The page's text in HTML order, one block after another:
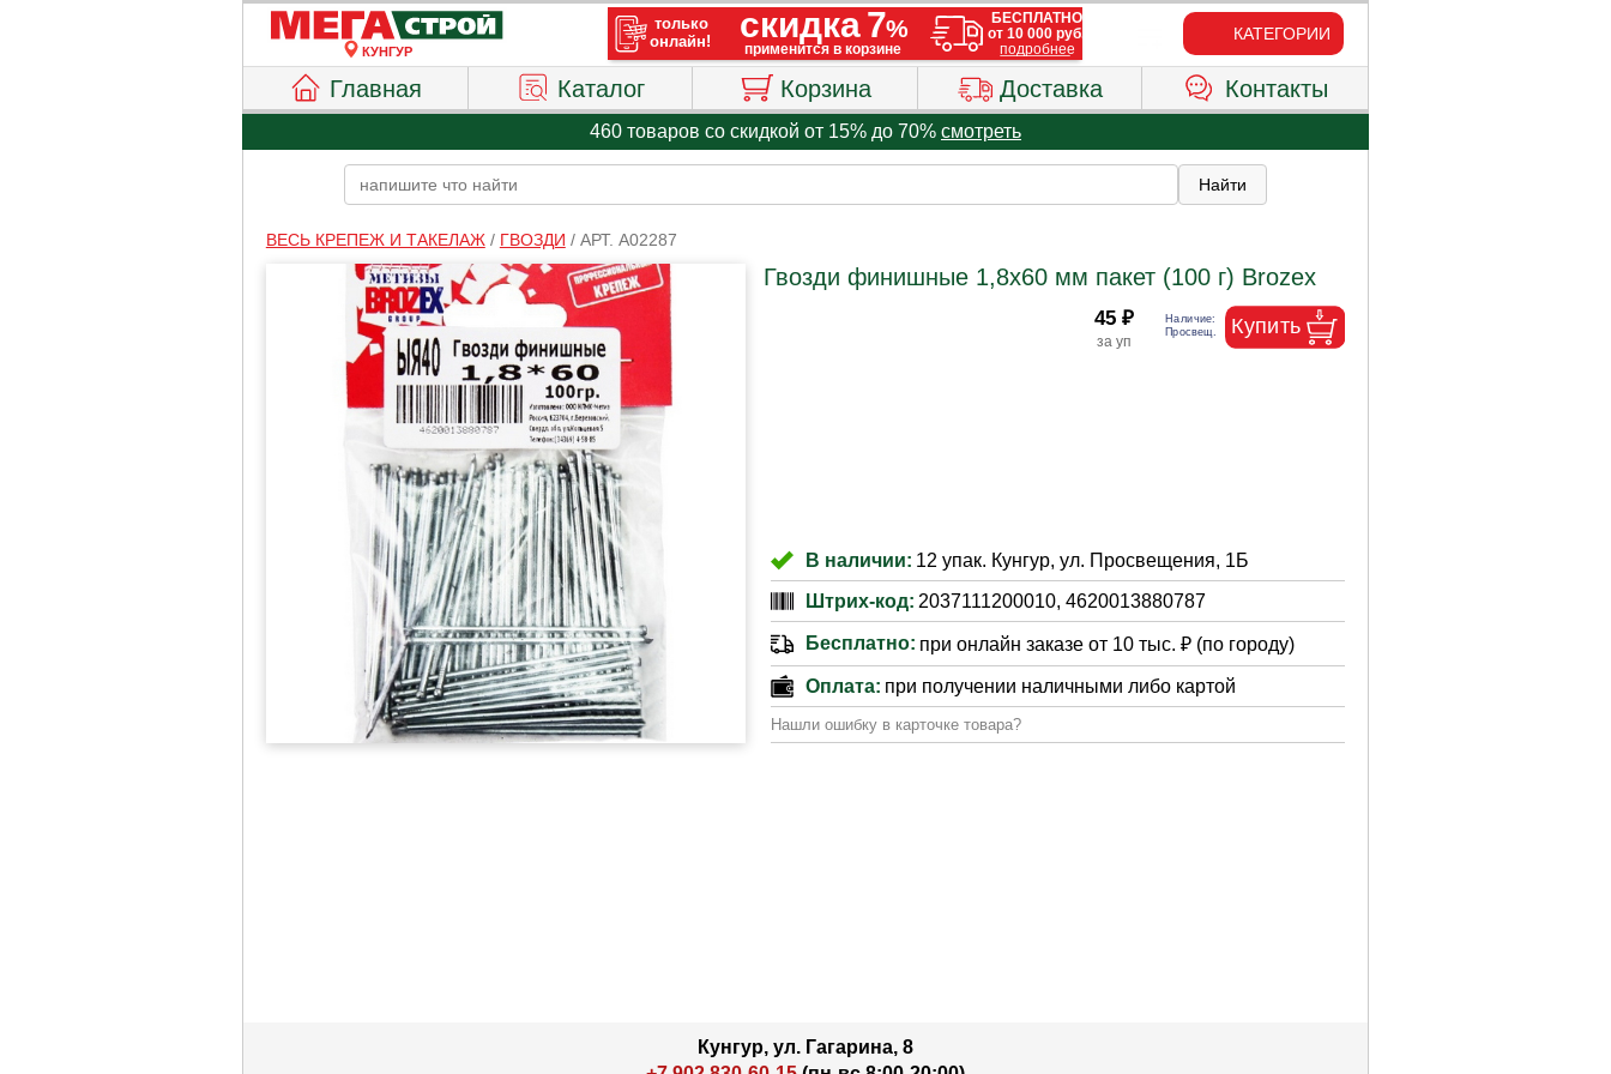
КУНГУР
КАТЕГОРИИ
Главная Каталог Корзина Доставка Контакты
460 товаров со скидкой от 15% до 70% смотреть
ВЕСЬ КРЕПЕЖ И ТАКЕЛАЖ/ ГВОЗДИ / АРТ. A02287
Гвозди финишные 1,8х60 мм пакет (100 г) Brozex
45 ₽
В наличии: 12 упак. Кунгур, ул. Просвещения, 1Б
Штрих-код: 2037111200010, 4620013880787
Бесплатно: при онлайн заказе от 10 тыс. ₽ (по городу)
Оплата: при получении наличными либо картой
Нашли ошибку в карточке товара?
Кунгур, ул. Гагарина, 8